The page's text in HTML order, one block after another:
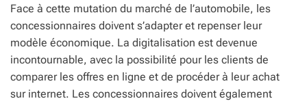
Face à cette mutation du marché de l’automobile, les
concessionnaires doivent s’adapter et repenser leur
modèle économique. La digitalisation est devenue
incontournable, avec la possibilité pour les clients de
comparer les offres en ligne et de procéder à leur achat
sur internet. Les concessionnaires doivent également